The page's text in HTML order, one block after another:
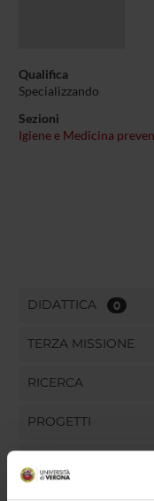
Qualifica
Specializzando
Sezioni
Igiene e Medicina
DIDATTICA 0
TERZA MISSIONE
RICERCA
PROGETTI